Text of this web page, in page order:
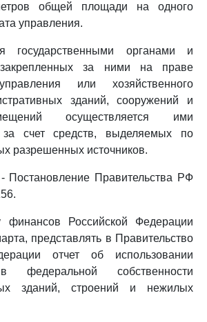
общей площади на одного
управления.
государственными органами и
закрепленных за ними на праве
или хозяйственного
зданий, сооружений и
осуществляется ими
за счет средств, выделяемых по
разрешенных источников.
Постановление Правительства РФ
финансов Российской Федерации
представлять в Правительство
отчет об использовании
федеральной собственности
зданий, строений и нежилых